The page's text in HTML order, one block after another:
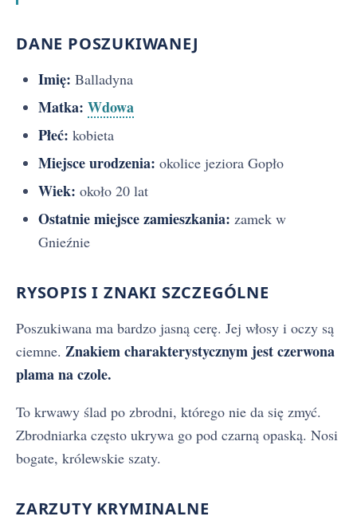
DANE POSZUKIWANEJ
Imię: Balladyna
Matka: Wdowa
Płeć: kobieta
Miejsce urodzenia: okolice jeziora Gopło
Wiek: około 20 lat
Ostatnie miejsce zamieszkania: zamek w
Gnieźnie
RYSOPIS I ZNAKI SZCZEGÓLNE
Poszukiwana ma bardzo jasną cerę. Jej włosy i oczy są
ciemne. Znakiem charakterystycznym jest czerwona
plama na czole.
To krwawy ślad po zbrodni, którego nie da się zmyć.
Zbrodniarka często ukrywa go pod czarną opaską. Nosi
bogate, królewskie szaty.
ZARZUTY KRYMINALNE